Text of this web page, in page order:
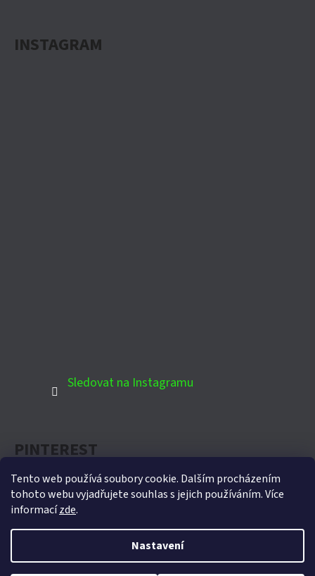
Tento web používá soubory cookie. Dalším procházením
tohoto webu vyjadřujete souhlas s jejich používáním. Více
informacízde.
Nastavení
INSTAGRAM
Sledovat na Instagramu
PINTEREST
Oficiální partner Biohort pro Českou republiku
Vytvořil Shoptet